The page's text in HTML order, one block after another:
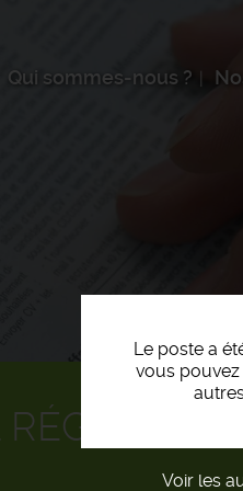
Qui sommes-nous ?
Le poste a
vous
Voir les